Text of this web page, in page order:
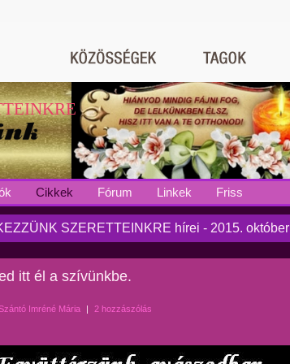
Cikkek Fórum Linkek Friss
SZERETTEINKRE hírei - 2015. október
itt él a szívünkbe.
Imréné Mária | 2 hozzászólás